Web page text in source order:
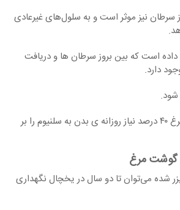
سرطان نیز موثر است و به سلول‌های غیرعادی
است که بین بروز سرطان ‏ها و دریافت
دارد.
‏شود.
مصرف ۱۲۰ گرم گوشت مرغ ۴۰ درصد نیاز روزانه ی بدن به سلنیوم را بر
گوشت مرغ
شده می‌توان تا دو سال در یخچال نگهداری